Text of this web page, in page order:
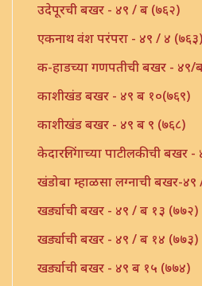
उदेपूरची बखर - ४९ / ब (७६२)
एकनाथ वंश परंपरा - ४९ / ४ (७६३)
क-हाडच्या गणपतीची बखर - ४९/
काशीखंड बखर - ४९ ब १०(७६९)
काशीखंड बखर - ४९ ब ९ (७६८)
केदारलिंगाच्या पाटीलकीची बखर
खंडोबा म्हाळसा लग्नाची बखर-
खर्ड्याची बखर - ४९ / ब १३ (७७२)
खर्ड्याची बखर - ४९ / ब १४ (७७३)
खर्ड्याची बखर - ४९ ब १५ (७७४)